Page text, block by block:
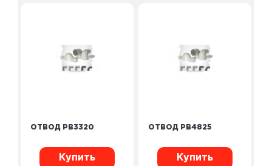
ОТВОД PB3320
Купить
ОТВОД PB4825
Купить